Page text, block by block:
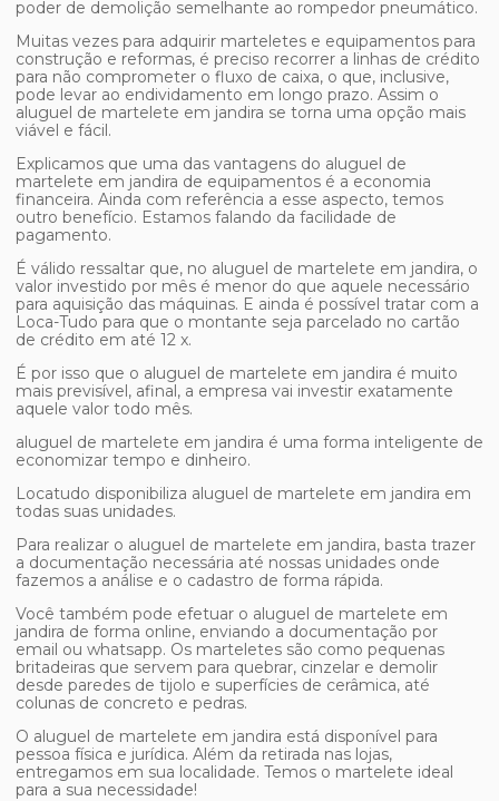
poder de demolição semelhante ao rompedor pneumático.
Muitas vezes para adquirir marteletes e equipamentos para
construção e reformas, é preciso recorrer a linhas de crédito
para não comprometer o fluxo de caixa, o que, inclusive,
pode levar ao endividamento em longo prazo. Assim o
aluguel de martelete em jandira se torna uma opção mais
viável e fácil.
Explicamos que uma das vantagens do aluguel de
martelete em jandira de equipamentos é a economia
financeira. Ainda com referência a esse aspecto, temos
outro benefício. Estamos falando da facilidade de
pagamento.
É válido ressaltar que, no aluguel de martelete em jandira, o
valor investido por mês é menor do que aquele necessário
para aquisição das máquinas. E ainda é possível tratar com a
Loca-Tudo para que o montante seja parcelado no cartão
de crédito em até 12 x.
É por isso que o aluguel de martelete em jandira é muito
mais previsível, afinal, a empresa vai investir exatamente
aquele valor todo mês.
aluguel de martelete em jandira é uma forma inteligente de
economizar tempo e dinheiro.
Locatudo disponibiliza aluguel de martelete em jandira em
todas suas unidades.
Para realizar o aluguel de martelete em jandira, basta trazer
a documentação necessária até nossas unidades onde
fazemos a análise e o cadastro de forma rápida.
Você também pode efetuar o aluguel de martelete em
jandira de forma online, enviando a documentação por
email ou whatsapp. Os marteletes são como pequenas
britadeiras que servem para quebrar, cinzelar e demolir
desde paredes de tijolo e superfícies de cerâmica, até
colunas de concreto e pedras.
O aluguel de martelete em jandira está disponível para
pessoa física e jurídica. Além da retirada nas lojas,
entregamos em sua localidade. Temos o martelete ideal
para a sua necessidade!